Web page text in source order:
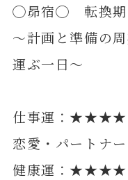
◯昴宿◯ 転換期
～計画と準備の
運ぶ一日～
仕事運：★★★★
恋愛・パート
健康運：★★★★